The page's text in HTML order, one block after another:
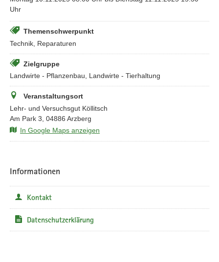
Uhr
Themenschwerpunkt
Technik, Reparaturen
Zielgruppe
Landwirte - Pflanzenbau, Landwirte - Tierhaltung
Veranstaltungsort
Lehr- und Versuchsgut Köllitsch
Am Park 3, 04886 Arzberg
In Google Maps anzeigen
Informationen
Kontakt
Datenschutzerklärung